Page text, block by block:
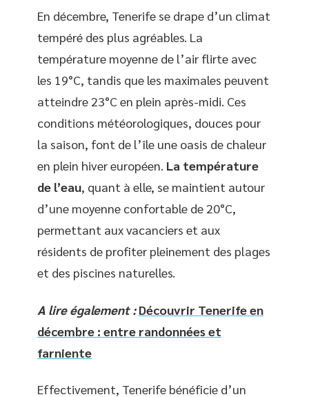
En décembre, Tenerife se drape d’un climat
tempéré des plus agréables. La
température moyenne de l’air flirte avec
les 19°C, tandis que les maximales peuvent
atteindre 23°C en plein après-midi. Ces
conditions météorologiques, douces pour
la saison, font de l’île une oasis de chaleur
en plein hiver européen. La température
de l’eau, quant à elle, se maintient autour
d’une moyenne confortable de 20°C,
permettant aux vacanciers et aux
résidents de profiter pleinement des plages
et des piscines naturelles.
A lire également : Découvrir Tenerife en
décembre : entre randonnées et
farniente
Effectivement, Tenerife bénéficie d’un